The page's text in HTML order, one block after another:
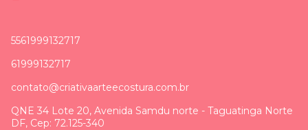
5561999132717
61999132717
contato@criativaarteecostura.com.br
QNE 34 Lote 20, Avenida Samdu norte - Taguatinga Norte
DF, Cep: 72.125-340